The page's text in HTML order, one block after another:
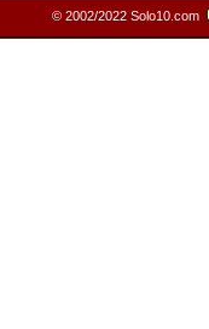
© 2002/2022 Solo10.com